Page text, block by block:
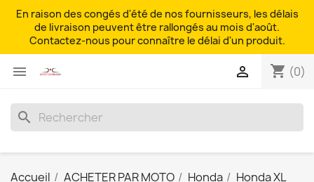
En raison des congés d'été de nos fournisseurs, les délais
de livraison peuvent être rallongés au mois d'août.
Contactez-nous pour connaître le délai d'un produit.
 shopping_cart (0)

search
Accueil ACHETER PAR MOTO Honda
Honda XL